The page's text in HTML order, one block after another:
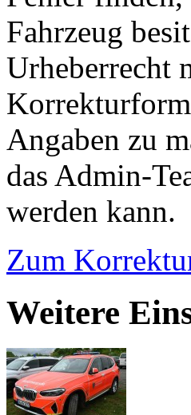
Fahrzeug
Urheberrecht
Angaben zu
das Admin-
werden kann.
Zum
Weitere